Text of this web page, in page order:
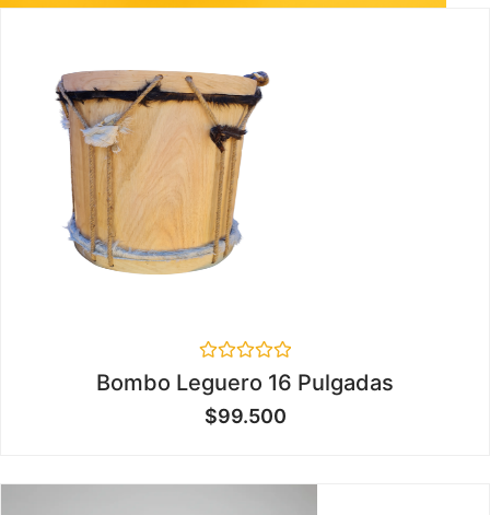
en
0
de
Bombo Leguero 16 Pulgadas
$99.500